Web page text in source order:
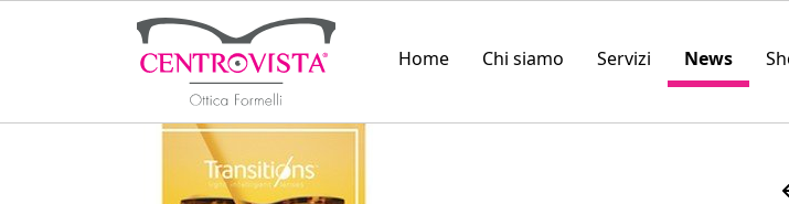
Home Chi siamo Servizi News